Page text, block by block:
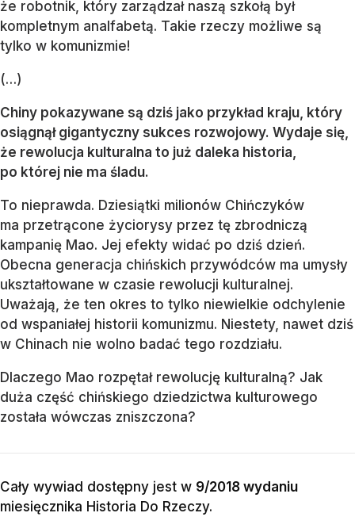
że robotnik, który zarządzał naszą szkołą był
kompletnym analfabetą. Takie rzeczy możliwe są
tylko w komunizmie!
(…)
Chiny pokazywane są dziś jako przykład kraju, który
osiągnął gigantyczny sukces rozwojowy. Wydaje się,
że rewolucja kulturalna to już daleka historia,
po której nie ma śladu.
To nieprawda. Dziesiątki milionów Chińczyków
ma przetrącone życiorysy przez tę zbrodniczą
kampanię Mao. Jej efekty widać po dziś dzień.
Obecna generacja chińskich przywódców ma umysły
ukształtowane w czasie rewolucji kulturalnej.
Uważają, że ten okres to tylko niewielkie odchylenie
od wspaniałej historii komunizmu. Niestety, nawet dziś
w Chinach nie wolno badać tego rozdziału.
Dlaczego Mao rozpętał rewolucję kulturalną? Jak
duża część chińskiego dziedzictwa kulturowego
została wówczas zniszczona?
Cały wywiad dostępny jest w 9/2018 wydaniu
miesięcznika Historia Do Rzeczy.